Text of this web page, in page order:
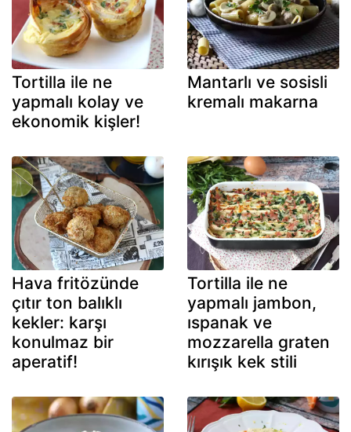
Tortilla ile ne
yapmalı kolay ve
ekonomik kişler!
Mantarlı ve sosisli
kremalı makarna
Hava fritözünde
çıtır ton balıklı
kekler: karşı
konulmaz bir
aperatif!
Tortilla ile ne
yapmalı jambon,
ıspanak ve
mozzarella graten
kırışık kek stili